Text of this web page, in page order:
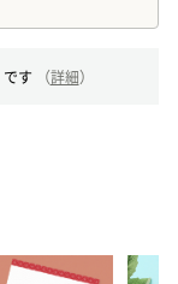
です （詳細）